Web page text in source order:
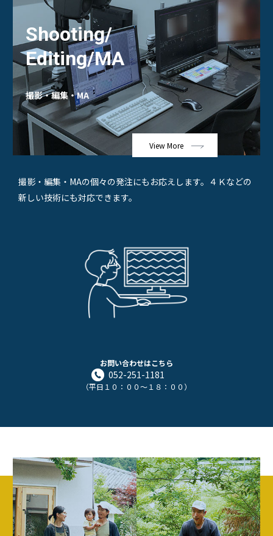
Shooting/
Editing/MA
撮影・編集・MA
撮影・編集・MAの個々の発注にもお応えします。 ４Ｋなどの
新しい技術にも対応できます。
お問い合わせはこちら
052-251-1181
（平日１０：００～１８：００）
View More